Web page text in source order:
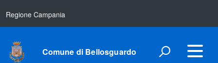
Regione Campania
Comune di Bellosguardo